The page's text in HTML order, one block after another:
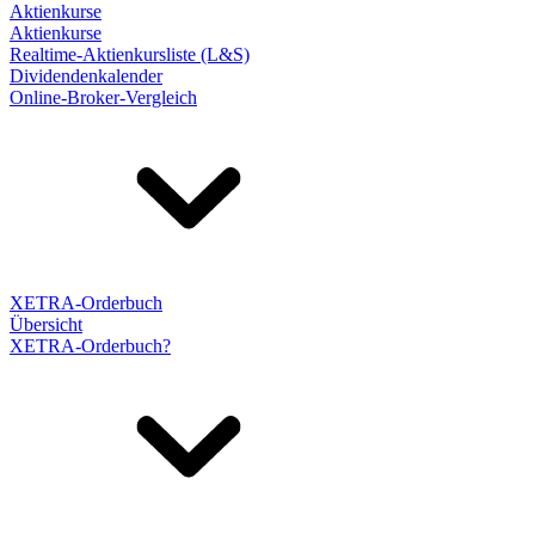
Aktienkurse
Aktienkurse
Realtime-Aktienkursliste (L&S)
Dividendenkalender
Online-Broker-Vergleich
XETRA-Orderbuch
Übersicht
XETRA-Orderbuch?